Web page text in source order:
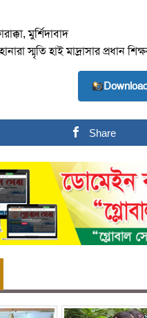
মুর্শিদাবাদ
স্মৃতি হাই মাদ্রাসার প্রধান
Share